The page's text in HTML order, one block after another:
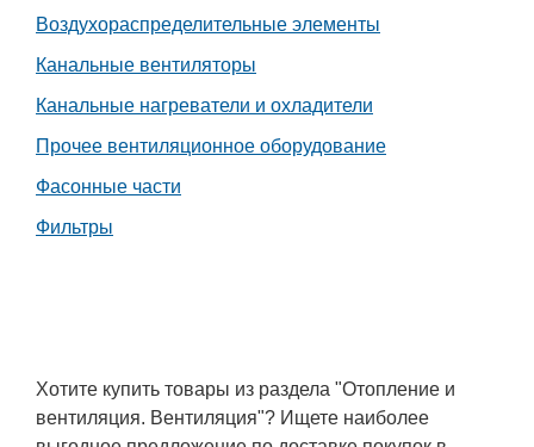
Погода
Еще
Воздухораспределительные элементы
Канальные вентиляторы
Канальные нагреватели и охладители
Прочее вентиляционное оборудование
Фасонные части
Фильтры
Хотите купить товары из раздела "Отопление и
вентиляция. Вентиляция"? Ищете наиболее